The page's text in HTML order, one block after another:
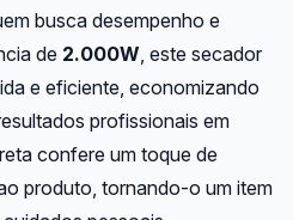
busca desempenho e
de 2.000W, este secador
e eficiente, economizando
profissionais em
confere um toque de
produto, tornando-o um item